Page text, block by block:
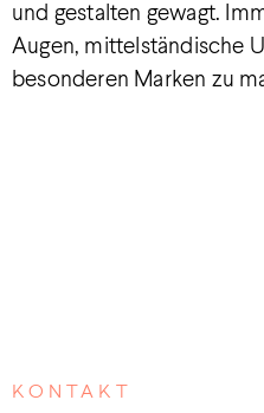
und gestalten gewagt.
Augen, mittelständische
besonderen Marken zu
KONTAKT